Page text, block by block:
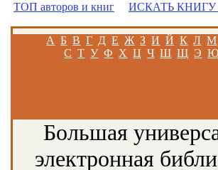
ТОП авторов и книг ИСКАТЬ
А Б В Г Д Е Ж З И Й К Л М
С Т У Ф Х Ц Ч Ш Щ Э Ю
Большая
электронная